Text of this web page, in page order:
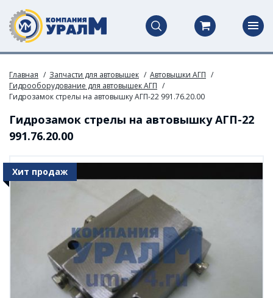
Главная Запчасти для автовышек
Автовышки АГП
Гидрооборудование для автовышек АГП
Гидрозамок стрелы на автовышку АГП-22 991.76.20.00
Гидрозамок стрелы на автовышку АГП-22
991.76.20.00
Хит продаж